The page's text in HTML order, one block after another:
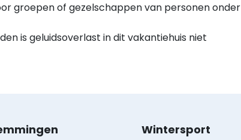
groepen of gezelschappen van personen onder
is geluidsoverlast in dit vakantiehuis niet
Wintersport